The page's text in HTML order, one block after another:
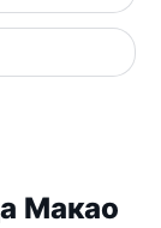
Макао